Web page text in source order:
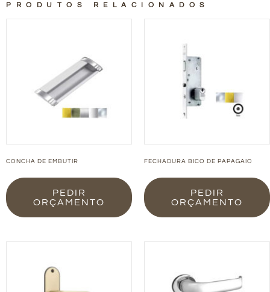
PRODUTOS RELACIONADOS
CONCHA DE EMBUTIR
PEDIR
ORÇAMENTO
FECHADURA BICO DE PAPAGAIO
PEDIR
ORÇAMENTO